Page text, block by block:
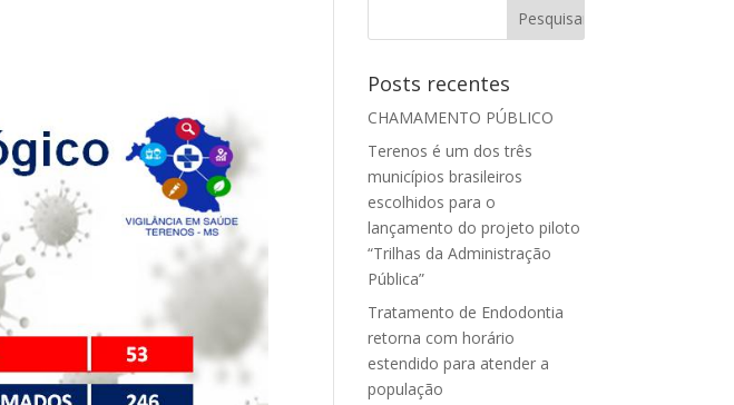
Posts recentes
CHAMAMENTO PÚBLICO
Terenos é um dos três
municípios brasileiros
escolhidos para o
lançamento do projeto piloto
“Trilhas da Administração
Pública”
Tratamento de Endodontia
retorna com horário
estendido para atender a
população